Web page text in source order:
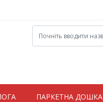
ПАРКЕТНА ДОШКА